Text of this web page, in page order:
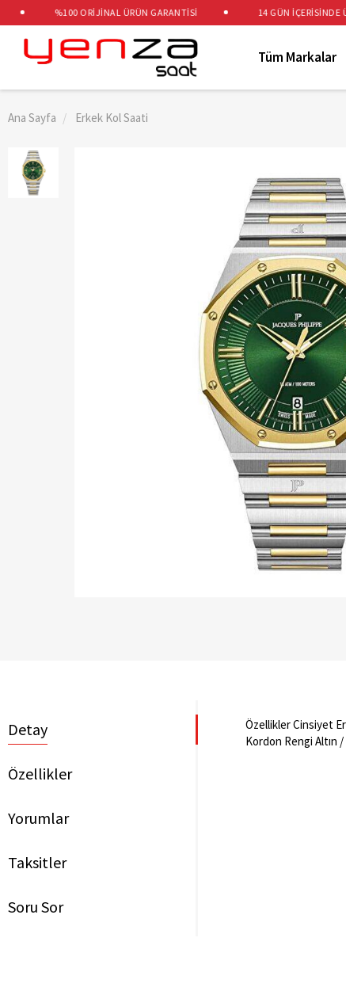
%100 ORİJİNAL ÜRÜN GARANTİSİ 14 GÜN İÇERİSİNDE
Tüm Markalar
Ana Sayfa Erkek Kol Saati
Detay
Özellikler
Yorumlar
Taksitler
Soru Sor
Özellikler Cinsiyet
Kordon Rengi Altın